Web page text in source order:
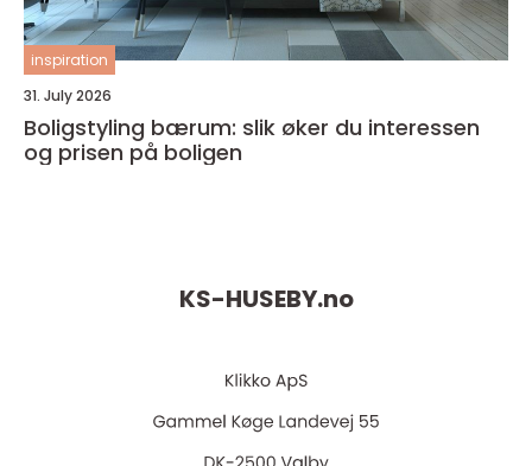
inspiration
31. July 2026
Boligstyling bærum: slik øker du interessen
og prisen på boligen
KS-HUSEBY.no